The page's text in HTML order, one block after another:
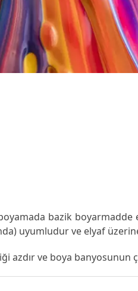
boyamada bazik
uyumludur ve elyaf
azdır ve boya banyosunun